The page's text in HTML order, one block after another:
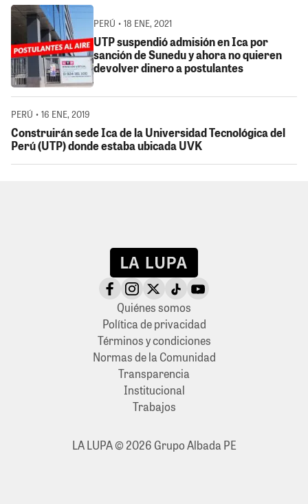
PERÚ • 18 ENE, 2021
UTP suspendió admisión en Ica por
sanción de Sunedu y ahora no quieren
devolver dinero a postulantes
PERÚ • 16 ENE, 2019
Construirán sede Ica de la Universidad Tecnológica del
Perú (UTP) donde estaba ubicada UVK
Quiénes somos
Política de privacidad
Términos y condiciones
Normas de la Comunidad
Transparencia
Institucional
Trabajos
LA LUPA © 2026 Grupo Albada PE